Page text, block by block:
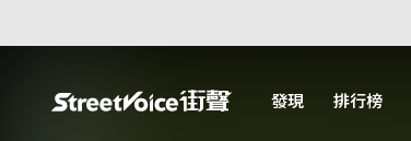
發現 排行榜